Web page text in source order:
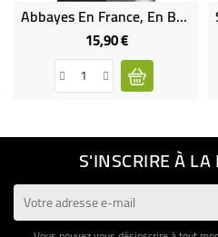
Abbayes En France, En Belgique Et En Suisse Lieux De Séjour, Lieux De Silence (Occasion)
15,90 €Prix
S'INSCRIRE À